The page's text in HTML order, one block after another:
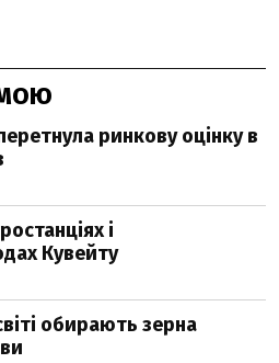
ринкову оцінку в
і
Кувейту
обирають зерна